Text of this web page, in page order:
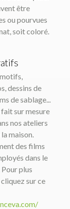
être
ou pourvues
soit coloré.
dessins de
de sablage...
sur mesure
nos ateliers
maison.
des films
dans le
plus
sur ce